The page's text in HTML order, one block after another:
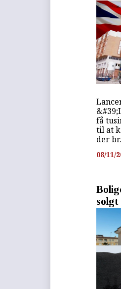
få
til at
der
08/11/
solgt